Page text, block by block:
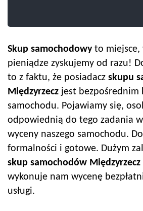
Skup samochodowyto miejsce,
pieniądze zyskujemy od razu!
to z faktu, że posiadacz skupu
Międzyrzecz jest bezpośrednim
samochodu. Pojawiamy się,
odpowiednią do tego zadania
wyceny naszego samochodu.
formalności i gotowe. Dużym
skup samochodów Międzyrzecz
wykonuje nam wycenę
usługi.